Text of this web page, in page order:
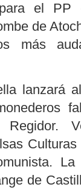
el PP
de
más
lanzará
de